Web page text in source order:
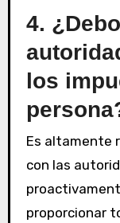
4.
los
Es altamente
con las
proporcionar